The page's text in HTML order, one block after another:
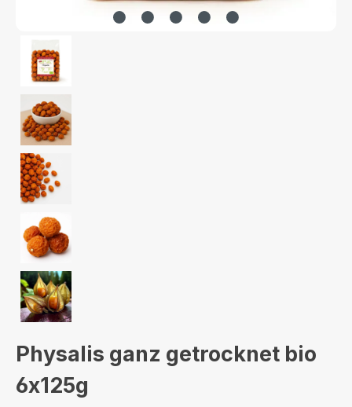
Physalis ganz getrocknet bio
6x125g